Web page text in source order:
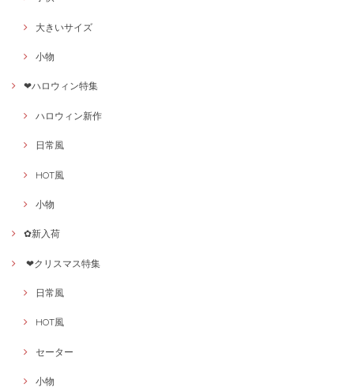
大きいサイズ
小物
❤ハロウィン特集
ハロウィン新作
日常風
HOT風
小物
✿新入荷
❤クリスマス特集
日常風
HOT風
セーター
小物